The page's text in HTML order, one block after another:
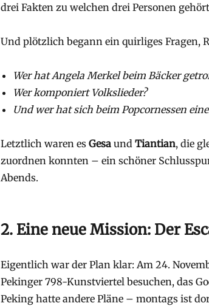
drei Fakten zu welchen drei Personen
Und plötzlich begann ein quirliges Fragen,
Wer hat Angela Merkel beim Bäcker
Wer komponiert Volkslieder?
Und wer hat sich beim Popcornessen
Letztlich waren es Gesa und Tiantian, die
zuordnen konnten – ein schöner
Abends.
2. Eine neue Mission: Der
Eigentlich war der Plan klar: Am 24.
Pekinger 798-Kunstviertel besuchen, das
Peking hatte andere Pläne – montags ist